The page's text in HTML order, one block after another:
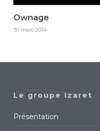
Ownage
30 mars 2014
Le groupe Izaret
Présentation